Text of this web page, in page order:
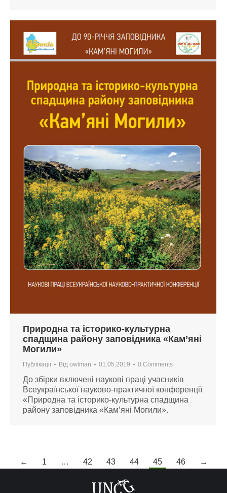
Природна та історико-культурна
спадщина району заповідника «Кам’яні
Могили»
Публікації Від owlman 01.05.2019 0 Comments
До збірки включені наукові праці учасників
Всеукраїнської науково-практичної конференції
«Природна та історико-культурна спадщина
району заповідника «Кам’яні Могили».
← 1 … 42 43 44 45 46 →